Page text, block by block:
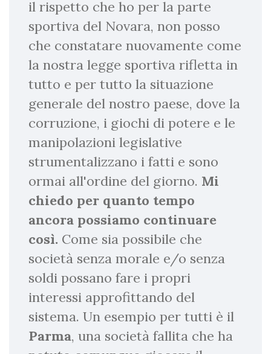
il rispetto che ho per la parte
sportiva del Novara, non posso
che constatare nuovamente come
la nostra legge sportiva rifletta in
tutto e per tutto la situazione
generale del nostro paese, dove la
corruzione, i giochi di potere e le
manipolazioni legislative
strumentalizzano i fatti e sono
ormai all'ordine del giorno. Mi
chiedo per quanto tempo
ancora possiamo continuare
così. Come sia possibile che
società senza morale e/o senza
soldi possano fare i propri
interessi approfittando del
sistema. Un esempio per tutti è il
Parma, una società fallita che ha